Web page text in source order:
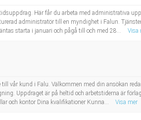
Här får du arbeta med administrativa
administratör till en myndighet i Falun.
starta i januari och pågå till och med 28...
Visa
vår kund i Falu. Välkommen med din ansökan
Uppdraget är på heltid och arbetstiderna är
och kontor Dina kvalifikationer Kunna...
Visa mer